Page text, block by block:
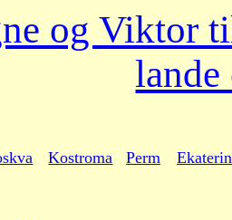
og Viktor
Kostroma Perm